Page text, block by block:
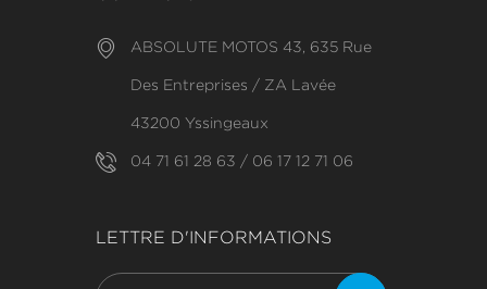
ABSOLUTE MOTOS 43, 635 Rue
Des Entreprises / ZA Lavée
43200 Yssingeaux
04 71 61 28 63 / 06 17 12 71 06
LETTRE D'INFORMATIONS